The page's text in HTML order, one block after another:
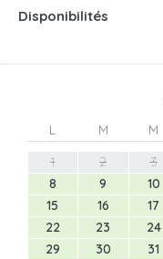
Disponibilités
L M M
1
2 3
8
9 10
15
16 17
22
23 24
29
30 31